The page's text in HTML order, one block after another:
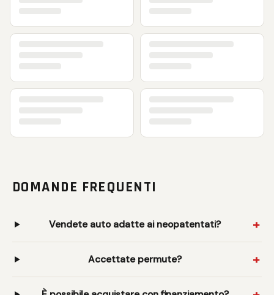
DOMANDE FREQUENTI
Vendete auto adatte ai neopatentati?
Accettate permute?